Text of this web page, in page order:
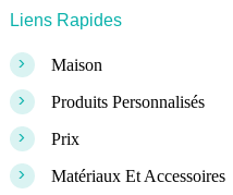
Liens Rapides
> Maison
> Produits Personnalisés
> Prix
> Matériaux Et Accessoires